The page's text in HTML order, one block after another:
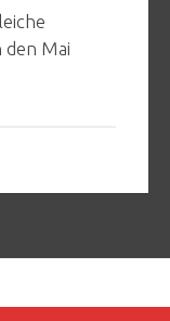
Mai